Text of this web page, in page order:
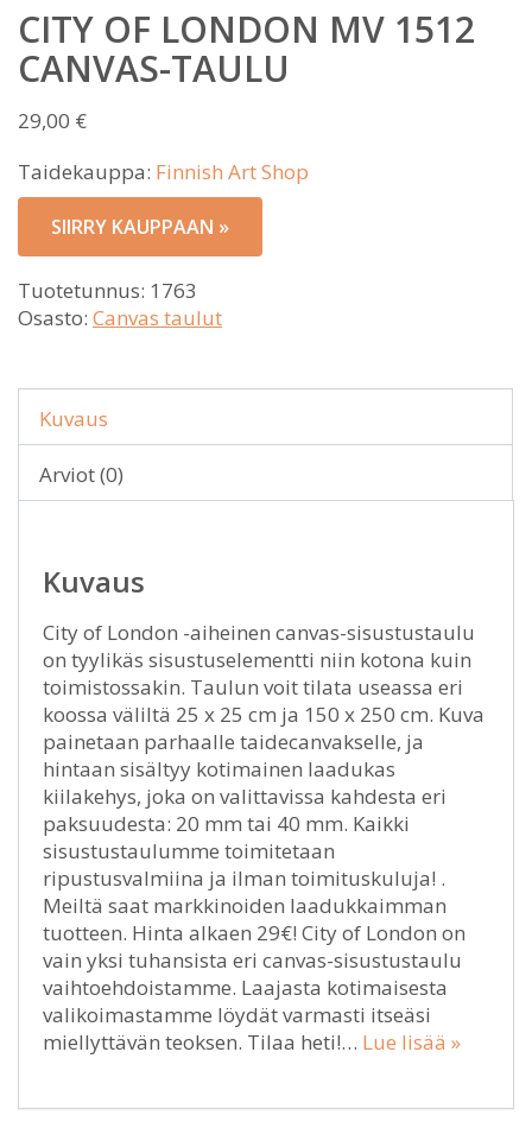
CITY OF LONDON MV 1512
CANVAS-TAULU
29,00 €
Taidekauppa: Finnish Art Shop
SIIRRY KAUPPAAN »
Tuotetunnus: 1763
Osasto: Canvas taulut
Kuvaus
Arviot (0)
Kuvaus
City of London -aiheinen canvas-sisustustaulu
on tyylikäs sisustuselementti niin kotona kuin
toimistossakin. Taulun voit tilata useassa eri
koossa väliltä 25 x 25 cm ja 150 x 250 cm. Kuva
painetaan parhaalle taidecanvakselle, ja
hintaan sisältyy kotimainen laadukas
kiilakehys, joka on valittavissa kahdesta eri
paksuudesta: 20 mm tai 40 mm. Kaikki
sisustustaulumme toimitetaan
ripustusvalmiina ja ilman toimituskuluja! .
Meiltä saat markkinoiden laadukkaimman
tuotteen. Hinta alkaen 29€! City of London on
vain yksi tuhansista eri canvas-sisustustaulu
vaihtoehdoistamme. Laajasta kotimaisesta
valikoimastamme löydät varmasti itseäsi
miellyttävän teoksen. Tilaa heti!… Lue lisää »